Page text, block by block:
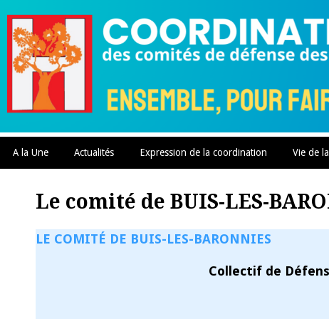
content
A la Une Actualités Expression de la coordination Vie de
Le comité de BUIS-LES-
LE COMITÉ DE BUIS-LES-BARONNIES
Collectif de